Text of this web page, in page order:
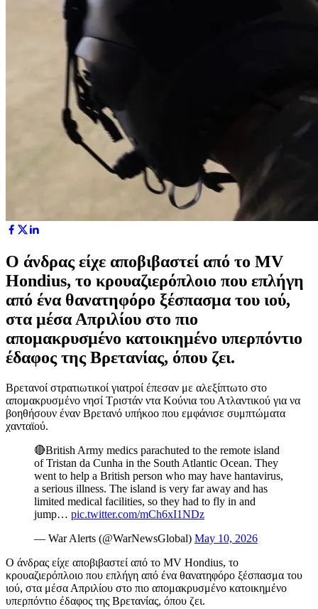
Ο άνδρας είχε αποβιβαστεί από το MV
Hondius, το κρουαζιερόπλοιο που επλήγη
από ένα θανατηφόρο ξέσπασμα του ιού,
στα μέσα Απριλίου στο πιο
απομακρυσμένο κατοικημένο υπερπόντιο
έδαφος της Βρετανίας, όπου ζει.
Βρετανοί στρατιωτικοί γιατροί έπεσαν με αλεξίπτωτο στο
απομακρυσμένο νησί Τριστάν ντα Κούνια του Ατλαντικού για να
βοηθήσουν έναν Βρετανό υπήκοο που εμφάνισε συμπτώματα
χανταϊού.
🔴British Army medics parachuted to the remote island
of Tristan da Cunha in the South Atlantic Ocean. They
went to help a British person who may have hantavirus,
a serious illness. The island is very far away and has
limited medical facilities, so they had to fly in and
jump… pic.twitter.com/mCh6xI1NDz
— War Alerts (@WarNewsGlobal) May 10, 2026
Ο άνδρας είχε αποβιβαστεί από το MV Hondius, το
κρουαζιερόπλοιο που επλήγη από ένα θανατηφόρο ξέσπασμα του
ιού, στα μέσα Απριλίου στο πιο απομακρυσμένο κατοικημένο
υπερπόντιο έδαφος της Βρετανίας, όπου ζει.